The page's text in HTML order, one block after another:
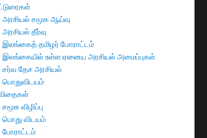
அரசியல் சமூக ஆய்வு
அரசியல் தீர்வு
இலங்கைத் தமிழர் போராட்டம்
இலங்கையில் உள்ள ஏனைய அரசியல் அமைப்புகள்
சர்வ தேச அரசியல்
பொதுவிடயம்
சமூக விழிப்பு
பொது விடயம்
போராட்டம்